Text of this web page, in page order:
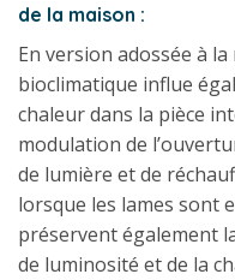
de la maison :
En version adossée à
bioclimatique influe
chaleur dans la pièce
modulation de
de lumière et de
lorsque les lames sont
préservent également
de luminosité et de la